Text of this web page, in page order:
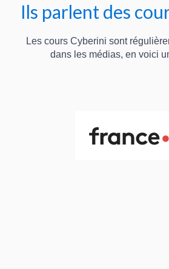
Ils parlent des
Les cours Cyberini sont
dans les médias, en voici